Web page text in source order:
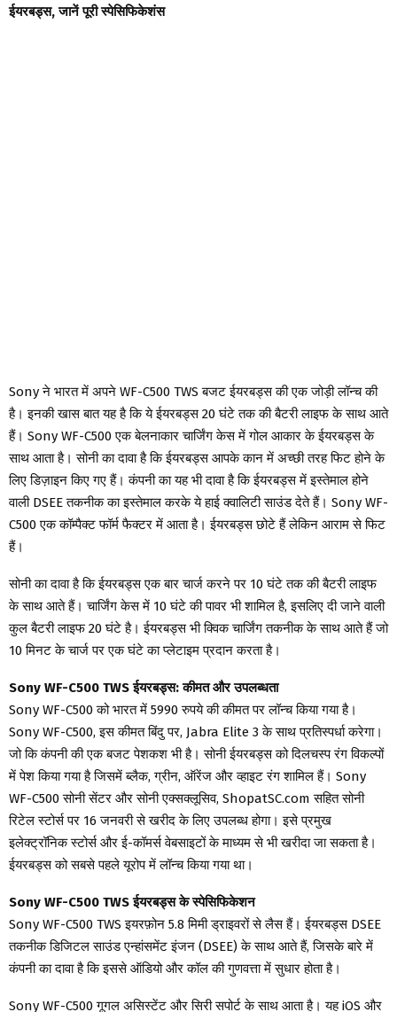
ईयरबड्स, जानें पूरी स्पेसिफिकेशंस
Sony ने भारत में अपने WF-C500 TWS बजट ईयरबड्स की एक जोड़ी लॉन्च की
है। इनकी खास बात यह है कि ये ईयरबड्स 20 घंटे तक की बैटरी लाइफ के साथ आते
हैं। Sony WF-C500 एक बेलनाकार चार्जिंग केस में गोल आकार के ईयरबड्स के
साथ आता है। सोनी का दावा है कि ईयरबड्स आपके कान में अच्छी तरह फिट होने के
लिए डिज़ाइन किए गए हैं। कंपनी का यह भी दावा है कि ईयरबड्स में इस्तेमाल होने
वाली DSEE तकनीक का इस्तेमाल करके ये हाई क्वालिटी साउंड देते हैं। Sony WF-
C500 एक कॉम्पैक्ट फॉर्म फैक्टर में आता है। ईयरबड्स छोटे हैं लेकिन आराम से फिट
हैं।
सोनी का दावा है कि ईयरबड्स एक बार चार्ज करने पर 10 घंटे तक की बैटरी लाइफ
के साथ आते हैं। चार्जिंग केस में 10 घंटे की पावर भी शामिल है, इसलिए दी जाने वाली
कुल बैटरी लाइफ 20 घंटे है। ईयरबड्स भी क्विक चार्जिंग तकनीक के साथ आते हैं जो
10 मिनट के चार्ज पर एक घंटे का प्लेटाइम प्रदान करता है।
Sony WF-C500 TWS ईयरबड्स: कीमत और उपलब्धता
Sony WF-C500 को भारत में 5990 रुपये की कीमत पर लॉन्च किया गया है।
Sony WF-C500, इस कीमत बिंदु पर, Jabra Elite 3 के साथ प्रतिस्पर्धा करेगा।
जो कि कंपनी की एक बजट पेशकश भी है। सोनी ईयरबड्स को दिलचस्प रंग विकल्पों
में पेश किया गया है जिसमें ब्लैक, ग्रीन, ऑरेंज और व्हाइट रंग शामिल हैं। Sony
WF-C500 सोनी सेंटर और सोनी एक्सक्लूसिव, ShopatSC.com सहित सोनी
रिटेल स्टोर्स पर 16 जनवरी से खरीद के लिए उपलब्ध होगा। इसे प्रमुख
इलेक्ट्रॉनिक स्टोर्स और ई-कॉमर्स वेबसाइटों के माध्यम से भी खरीदा जा सकता है।
ईयरबड्स को सबसे पहले यूरोप में लॉन्च किया गया था।
Sony WF-C500 TWS ईयरबड्स के स्पेसिफिकेशन
Sony WF-C500 TWS इयरफ़ोन 5.8 मिमी ड्राइवरों से लैस हैं। ईयरबड्स DSEE
तकनीक डिजिटल साउंड एन्हांसमेंट इंजन (DSEE) के साथ आते हैं, जिसके बारे में
कंपनी का दावा है कि इससे ऑडियो और कॉल की गुणवत्ता में सुधार होता है।
Sony WF-C500 गूगल असिस्टेंट और सिरी सपोर्ट के साथ आता है। यह iOS और